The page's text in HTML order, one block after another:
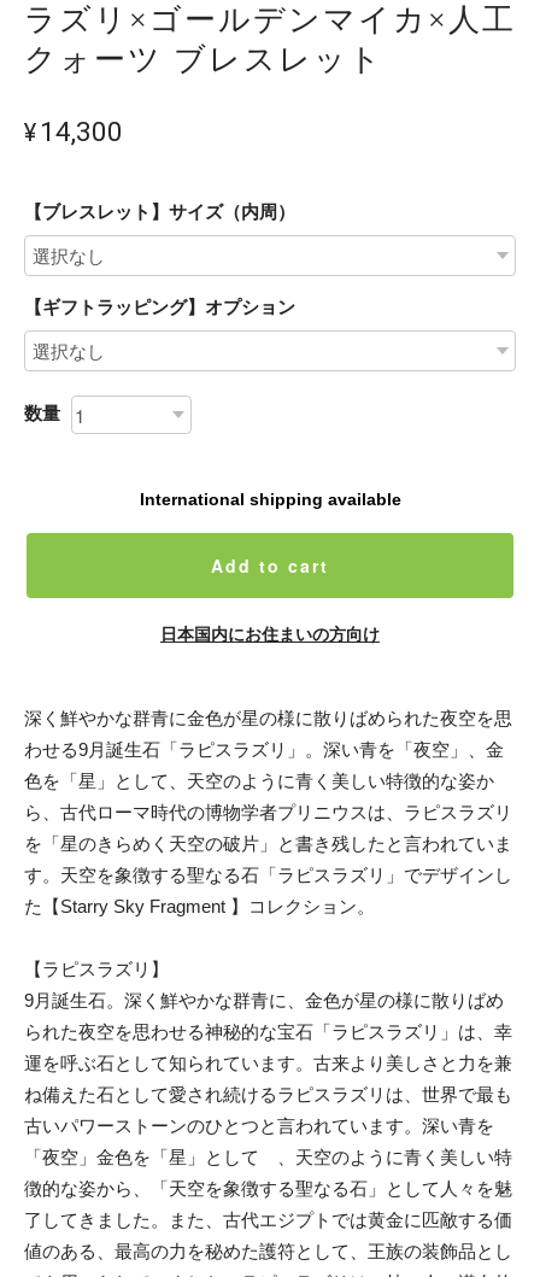
ラズリ×ゴールデンマイカ×人工
クォーツ ブレスレット
¥14,300
【ブレスレット】サイズ（内周）
【ギフトラッピング】オプション
数量
International shipping available
Add to cart
日本国内にお住まいの方向け
深く鮮やかな群青に金色が星の様に散りばめられた夜空を思
わせる9月誕生石「ラピスラズリ」。深い青を「夜空」、金
色を「星」として、天空のように青く美しい特徴的な姿か
ら、古代ローマ時代の博物学者プリニウスは、ラピスラズリ
を「星のきらめく天空の破片」と書き残したと言われていま
す。天空を象徴する聖なる石「ラピスラズリ」でデザインし
た【Starry Sky Fragment 】コレクション。
【ラピスラズリ】
9月誕生石。深く鮮やかな群青に、金色が星の様に散りばめ
られた夜空を思わせる神秘的な宝石「ラピスラズリ」は、幸
運を呼ぶ石として知られています。古来より美しさと力を兼
ね備えた石として愛され続けるラピスラズリは、世界で最も
古いパワーストーンのひとつと言われています。深い青を
「夜空」金色を「星」として 、天空のように青く美しい特
徴的な姿から、「天空を象徴する聖なる石」として人々を魅
了してきました。また、古代エジプトでは黄金に匹敵する価
値のある、最高の力を秘めた護符として、王族の装飾品とし